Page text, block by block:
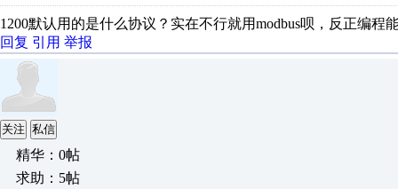
1200默认用的是什么协议？实在不行就用modbus呗，反正编程
回复 引用 举报
关注 私信
精华：0帖
求助：5帖